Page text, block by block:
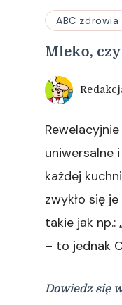
ABC zdrowia
Mleko,
uniwersalne
każdej
zwykło się
takie jak np.:
– to jednak
Dowiedz się